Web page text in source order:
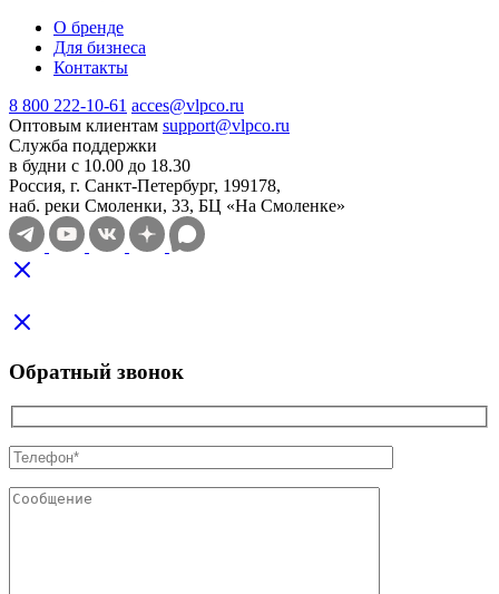
О бренде
Для бизнеса
Контакты
8 800 222-10-61 acces@vlpco.ru
Оптовым клиентам support@vlpco.ru
Служба поддержки
в будни с 10.00 до 18.30
Россия, г. Санкт-Петербург, 199178,
наб. реки Смоленки, 33, БЦ «На Смоленке»
Обратный звонок